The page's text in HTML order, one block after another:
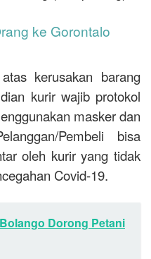
ke Gorontalo
kerusakan barang
kurir wajib protokol
masker dan
Pembeli bisa
oleh kurir yang tidak
Covid-19.
Dorong Petani